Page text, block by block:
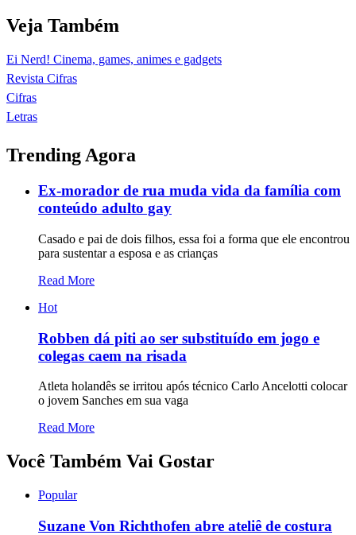
Veja Também
Ei Nerd! Cinema, games, animes e gadgets
Revista Cifras
Cifras
Letras
Trending Agora
Ex-morador de rua muda vida da família com
conteúdo adulto gay
Casado e pai de dois filhos, essa foi a forma que ele encontrou
para sustentar a esposa e as crianças
Read More
Hot
Robben dá piti ao ser substituído em jogo e
colegas caem na risada
Atleta holandês se irritou após técnico Carlo Ancelotti colocar
o jovem Sanches em sua vaga
Read More
Você Também Vai Gostar
Popular
Suzane Von Richthofen abre ateliê de costura